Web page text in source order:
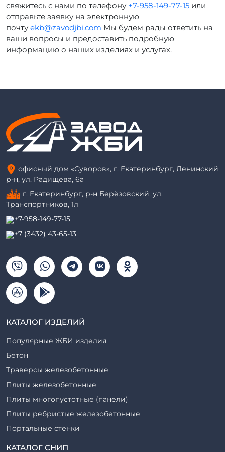
свяжитесь с нами по телефону +7-958-149-77-15 или
отправьте заявку на электронную
почту ekb@zavodjbi.com Мы будем рады ответить на
ваши вопросы и предоставить подробную
информацию о наших изделиях и услугах.
офисный дом «Суворов», г. Екатеринбург, Ленинский
р-н, ул. Радищева, 6а
г. Екатеринбург, р-н Берёзовский, ул.
Транспортников, 1л
+7-958-149-77-15
+7 (3432) 43-65-13
КАТАЛОГ ИЗДЕЛИЙ
Популярные ЖБИ изделия
Бетон
Траверсы железобетонные
Плиты железобетонные
Плиты многопустотные (панели)
Плиты ребристые железобетонные
Портальные стенки
Прогоны железобетонные
КАТАЛОГ СНИП